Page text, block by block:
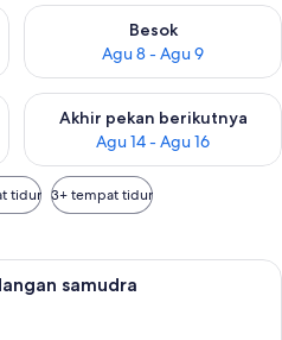
ini Agu 7 - Agu 8
Besok
Agu 8 - Agu 9
Periksa ketersediaan untuk
pekan ini Agu 7 - Agu 9
Akhir pekan berikutnya
Agu 14 - Agu 16
Periksa ketersediaan untuk
tidur 3+ tempat tidur
Suite, 1 kamar tidur, pemandangan
samudra